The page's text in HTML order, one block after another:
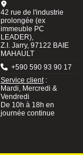
42 rue de l'industrie
prolongée (ex
immeuble PC
LEADER),
Z.I. Jarry, 97122 BAIE
MAHAULT
+590 590 93 90 17
Service client:
Mardi, Mercredi &
Vendredi
De 10h à 18h en
journée continue